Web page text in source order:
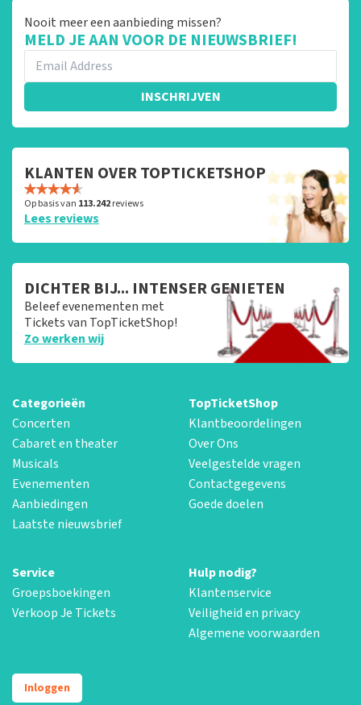
Nooit meer een aanbieding missen?
MELD JE AAN VOOR DE NIEUWSBRIEF!
INSCHRIJVEN
KLANTEN OVER TOPTICKETSHOP
Op basis van 113.242reviews
Lees reviews
DICHTER BIJ... INTENSER GENIETEN
Beleef evenementen met
Tickets van TopTicketShop!
Zo werken wij
Categorieën
Concerten
Cabaret en theater
Musicals
Evenementen
Aanbiedingen
Laatste nieuwsbrief
TopTicketShop
Klantbeoordelingen
Over Ons
Veelgestelde vragen
Contactgegevens
Goede doelen
Service
Groepsboekingen
Verkoop Je Tickets
Hulp nodig?
Klantenservice
Veiligheid en privacy
Algemene voorwaarden
Inloggen